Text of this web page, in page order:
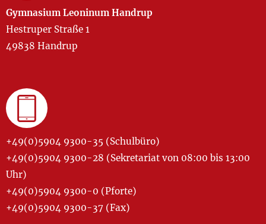
Gymnasium Leoninum Handrup
Hestruper Straße 1
49838 Handrup
+49(0)5904 9300-35 (Schulbüro)
+49(0)5904 9300-28 (Sekretariat von 08:00 bis 13:00
Uhr)
+49(0)5904 9300-0 (Pforte)
+49(0)5904 9300-37 (Fax)